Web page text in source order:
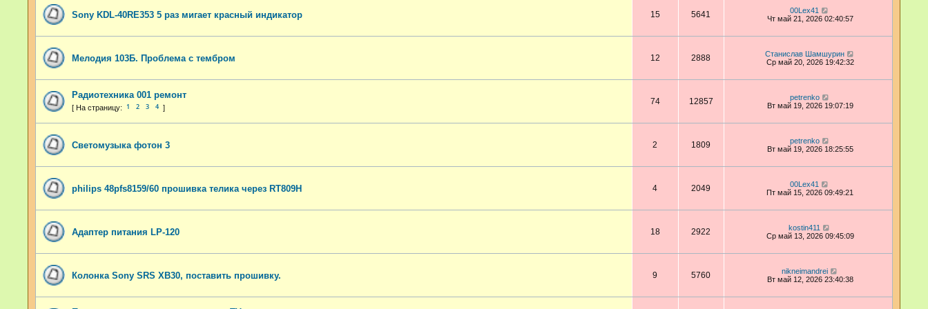
Sony KDL-40RE353 5 раз мигает красный индикатор 15 5641
00Lex41
Чт май 21, 2026 02:40:57
Мелодия 103Б. Проблема с тембром 12 2888
Станислав Шамшурин
Ср май 20, 2026 19:42:32
Радиотехника 001 ремонт
1 2 3 4
74 12857
petrenko
Вт май 19, 2026 19:07:19
Светомузыка фотон 3 2 1809
petrenko
Вт май 19, 2026 18:25:55
philips 48pfs8159/60 прошивка телика через RT809H 4 2049
00Lex41
Пт май 15, 2026 09:49:21
Адаптер питания LP-120 18 2922
kostin411
Ср май 13, 2026 09:45:09
Колонка Sony SRS XB30, поставить прошивку. 9 5760
nikneimandrei
Вт май 12, 2026 23:40:38